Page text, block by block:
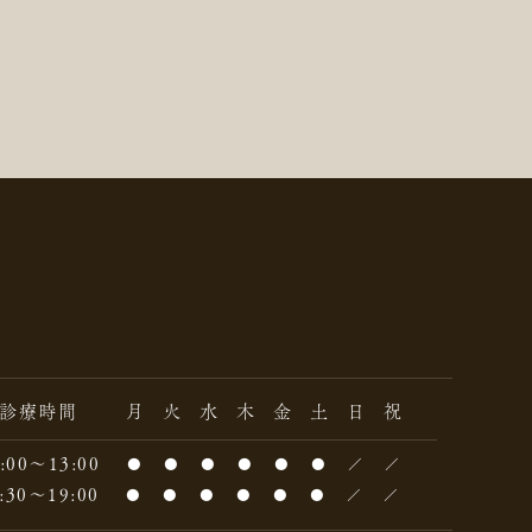
診療時間 月 火 水 木 金 土 日 祝
～13:00 ● ● ● ● ● ● ／ ／
～19:00 ● ● ● ● ● ● ／ ／